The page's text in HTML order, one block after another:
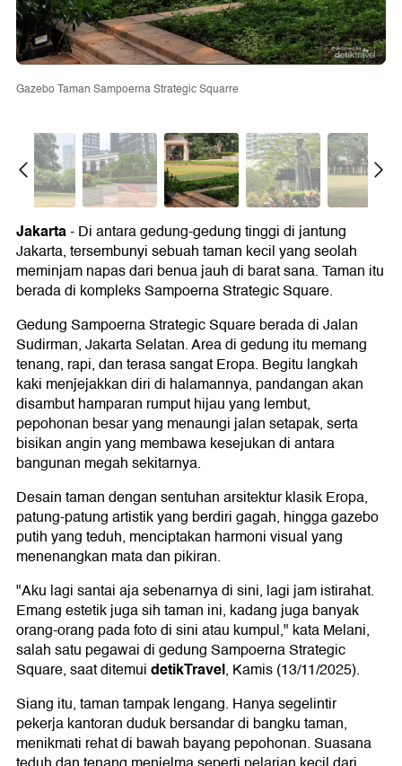
Gazebo Taman Sampoerna Strategic Squarre
Jakarta- Di antara gedung-gedung tinggi di jantung
Jakarta, tersembunyi sebuah taman kecil yang seolah
meminjam napas dari benua jauh di barat sana. Taman itu
berada di kompleks Sampoerna Strategic Square.
Gedung Sampoerna Strategic Square berada di Jalan
Sudirman, Jakarta Selatan. Area di gedung itu memang
tenang, rapi, dan terasa sangat Eropa. Begitu langkah
kaki menjejakkan diri di halamannya, pandangan akan
disambut hamparan rumput hijau yang lembut,
pepohonan besar yang menaungi jalan setapak, serta
bisikan angin yang membawa kesejukan di antara
bangunan megah sekitarnya.
Desain taman dengan sentuhan arsitektur klasik Eropa,
patung-patung artistik yang berdiri gagah, hingga gazebo
putih yang teduh, menciptakan harmoni visual yang
menenangkan mata dan pikiran.
"Aku lagi santai aja sebenarnya di sini, lagi jam istirahat.
Emang estetik juga sih taman ini, kadang juga banyak
orang-orang pada foto di sini atau kumpul," kata Melani,
salah satu pegawai di gedung Sampoerna Strategic
Square, saat ditemuidetikTravel, Kamis (13/11/2025).
Siang itu, taman tampak lengang. Hanya segelintir
pekerja kantoran duduk bersandar di bangku taman,
menikmati rehat di bawah bayang pepohonan. Suasana